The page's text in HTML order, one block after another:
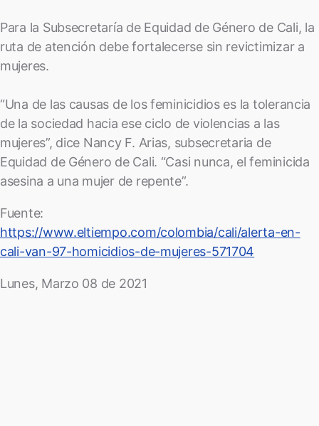
Para la Subsecretaría de Equidad de Género de Cali, la
ruta de atención debe fortalecerse sin revictimizar a
mujeres.
“Una de las causas de los feminicidios es la tolerancia
de la sociedad hacia ese ciclo de violencias a las
mujeres”, dice Nancy F. Arias, subsecretaria de
Equidad de Género de Cali. “Casi nunca, el feminicida
asesina a una mujer de repente”.
Fuente:
https://www.eltiempo.com/colombia/cali/alerta-en-
cali-van-97-homicidios-de-mujeres-571704
Lunes, Marzo 08 de 2021